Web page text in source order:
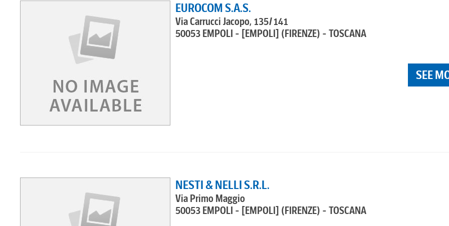
EUROCOM S.A.S.
Via Carrucci Jacopo, 135/141
50053 EMPOLI - [EMPOLI] (FIRENZE) - TOSCANA
SEE
NESTI & NELLI S.R.L.
Via Primo Maggio
50053 EMPOLI - [EMPOLI] (FIRENZE) - TOSCANA